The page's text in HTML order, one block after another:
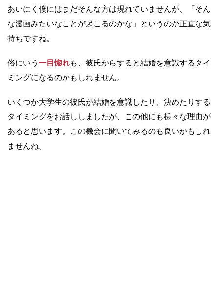
あいにく僕にはまだそんな方は現れていませんが、「そん
な漫画みたいなことが起こるのかな」というのが正直な気
持ちですね。
俗にいう 一目惚れも、彼氏からすると結婚を意識するタイ
ミングになるのかもしれません。
いくつか大学生の彼氏が結婚を意識したり、決めたりする
タイミングをお話ししましたが、この他にも様々な理由が
あると思います。この機会に聞いてみるのも良いかもしれ
ませんね。